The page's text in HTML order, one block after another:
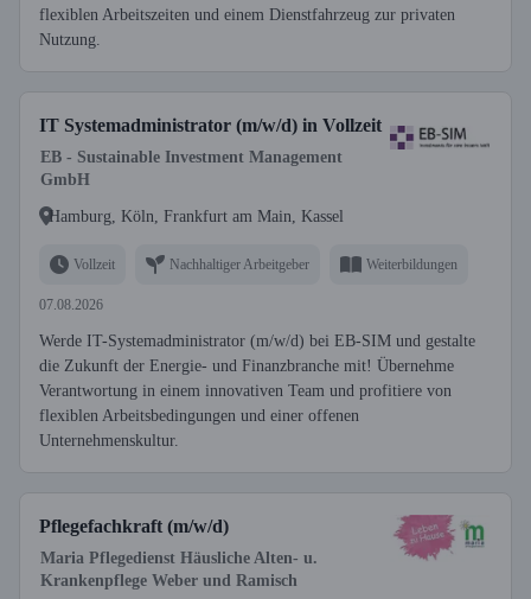
flexiblen Arbeitszeiten und einem Dienstfahrzeug zur privaten
Nutzung.
IT Systemadministrator (m/w/d) in Vollzeit
EB - Sustainable Investment Management
GmbH
Hamburg, Köln, Frankfurt am Main, Kassel
Vollzeit Nachhaltiger Arbeitgeber Weiterbildungen
07.08.2026
Werde IT-Systemadministrator (m/w/d) bei EB-SIM und gestalte
die Zukunft der Energie- und Finanzbranche mit! Übernehme
Verantwortung in einem innovativen Team und profitiere von
flexiblen Arbeitsbedingungen und einer offenen
Unternehmenskultur.
Pflegefachkraft (m/w/d)
Maria Pflegedienst Häusliche Alten- u.
Krankenpflege Weber und Ramisch